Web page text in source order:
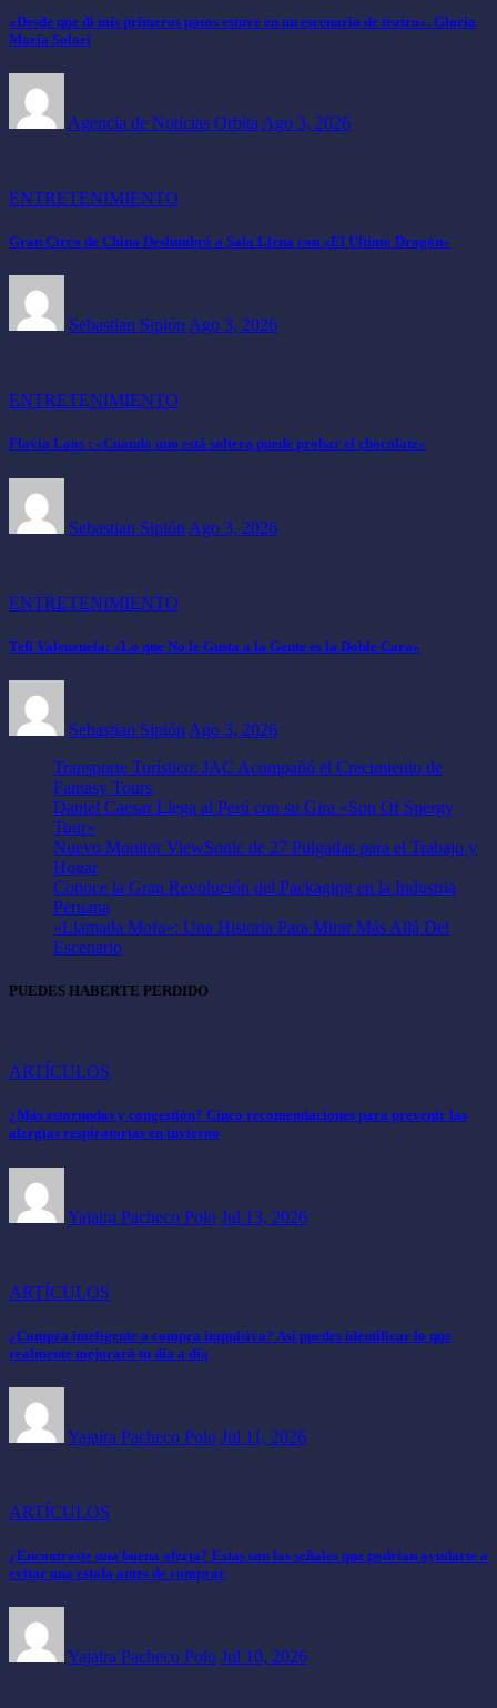
«Desde que di mis primeros pasos estuve en un escenario de teatro». Gloria
María Solari
Agencia de Noticias Orbita Ago 3, 2026
ENTRETENIMIENTO
Gran Circo de China Deslumbró a Sala Llena con «El Último Dragón»
Sebastian Sipión Ago 3, 2026
ENTRETENIMIENTO
Flavia Laos : «Cuando uno está soltera puede probar el chocolate»
Sebastian Sipión Ago 3, 2026
ENTRETENIMIENTO
Tefi Valenzuela: «Lo que No le Gusta a la Gente es la Doble Cara»
Sebastian Sipión Ago 3, 2026
Transporte Turístico: JAC Acompañó el Crecimiento de
Fantasy Tours
Daniel Caesar Llega al Perú con su Gira «Son Of Spergy
Tour»
Nuevo Monitor ViewSonic de 27 Pulgadas para el Trabajo y
Hogar
Conoce la Gran Revolución del Packaging en la Industria
Peruana
«Llamada Mofa»: Una Historia Para Mirar Más Allá Del
Escenario
PUEDES HABERTE PERDIDO
ARTÍCULOS
¿Más estornudos y congestión? Cinco recomendaciones para prevenir las
alergias respiratorias en invierno
Yajaira Pacheco Polo Jul 13, 2026
ARTÍCULOS
¿Compra inteligente o compra impulsiva? Así puedes identificar lo que
realmente mejorará tu día a día
Yajaira Pacheco Polo Jul 11, 2026
ARTÍCULOS
¿Encontraste una buena oferta? Estas son las señales que podrían ayudarte a
evitar una estafa antes de comprar
Yajaira Pacheco Polo Jul 10, 2026